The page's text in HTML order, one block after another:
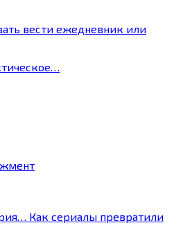
вести ежедневник или
Как сериалы превратили